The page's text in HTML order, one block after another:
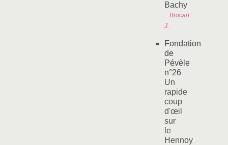
Bachy
Brocart
J.
Fondation
de
Pévèle
n°26
Un
rapide
coup
d'œil
sur
le
Hennoy